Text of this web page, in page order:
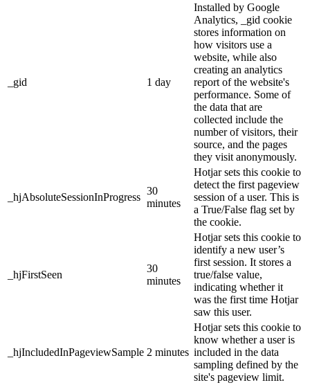
_gid 1 day
Installed by Google
Analytics, _gid cookie
stores information on
how visitors use a
website, while also
creating an analytics
report of the website's
performance. Some of
the data that are
collected include the
number of visitors, their
source, and the pages
they visit anonymously.
_hjAbsoluteSessionInProgress
30
minutes
Hotjar sets this cookie to
detect the first pageview
session of a user. This is
a True/False flag set by
the cookie.
_hjFirstSeen
30
minutes
Hotjar sets this cookie to
identify a new user’s
first session. It stores a
true/false value,
indicating whether it
was the first time Hotjar
saw this user.
_hjIncludedInPageviewSample 2 minutes
Hotjar sets this cookie to
know whether a user is
included in the data
sampling defined by the
site's pageview limit.